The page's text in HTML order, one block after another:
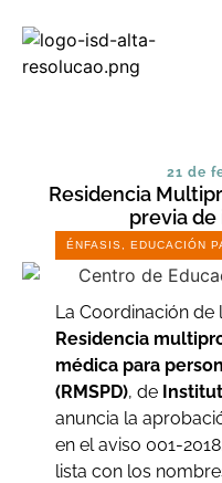
21 de
Residencia
previa
ÉNFASIS EDUCACIÓN
La Coordinación de
Residencia
médica para
(RMSPD), de
anuncia la
en el aviso 001-
lista con los